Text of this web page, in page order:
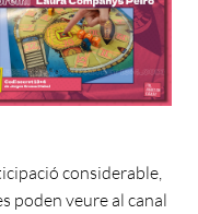
considerable,
poden veure al canal